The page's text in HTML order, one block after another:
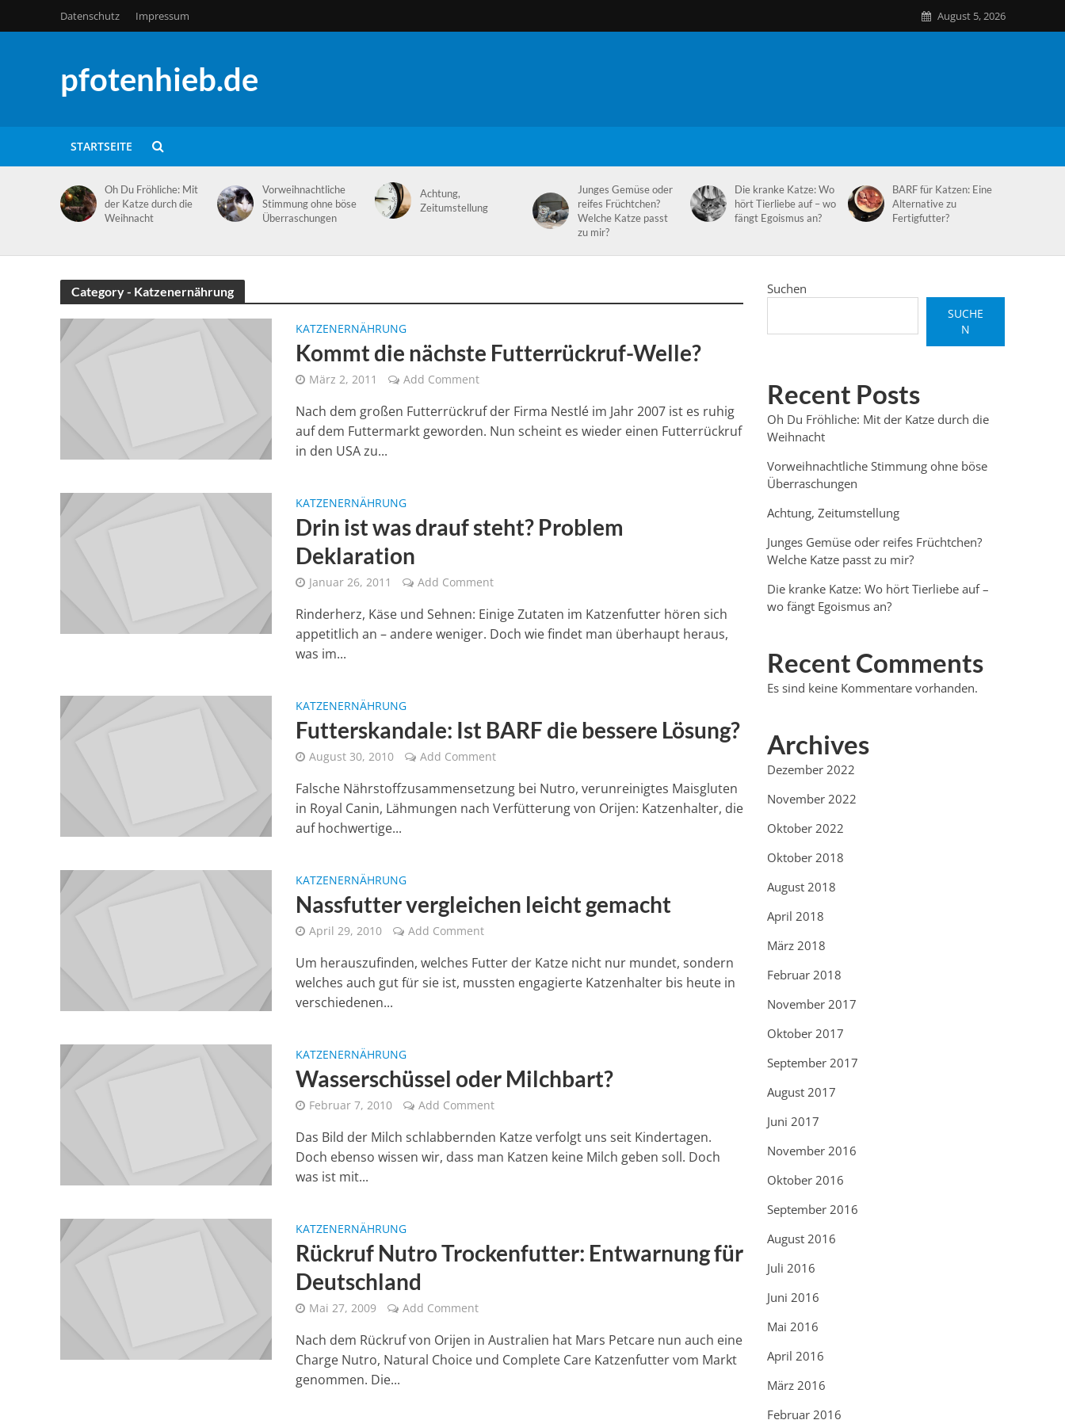
Datenschutz Impressum August 5, 2026
pfotenhieb.de
STARTSEITE
Oh Du Fröhliche: Mit
der Katze durch die
Weihnacht
Vorweihnachtliche
Stimmung ohne böse
Überraschungen
Achtung,
Zeitumstellung
Junges Gemüse oder
reifes Früchtchen?
Welche Katze passt
zu mir?
Die kranke Katze: Wo
hört Tierliebe auf – wo
fängt Egoismus an?
BARF für Katzen: Eine
Alternative zu
Fertigfutter?
Category - Katzenernährung
KATZENERNÄHRUNG
Kommt die nächste Futterrückruf-Welle?
März 2, 2011 Add Comment
Nach dem großen Futterrückruf der Firma Nestlé im Jahr 2007 ist es ruhig
auf dem Futtermarkt geworden. Nun scheint es wieder einen Futterrückruf
in den USA zu...
KATZENERNÄHRUNG
Drin ist was drauf steht? Problem
Deklaration
Januar 26, 2011 Add Comment
Rinderherz, Käse und Sehnen: Einige Zutaten im Katzenfutter hören sich
appetitlich an – andere weniger. Doch wie findet man überhaupt heraus,
was im...
KATZENERNÄHRUNG
Futterskandale: Ist BARF die bessere Lösung?
August 30, 2010 Add Comment
Falsche Nährstoffzusammensetzung bei Nutro, verunreinigtes Maisgluten
in Royal Canin, Lähmungen nach Verfütterung von Orijen: Katzenhalter, die
auf hochwertige...
KATZENERNÄHRUNG
Nassfutter vergleichen leicht gemacht
April 29, 2010 Add Comment
Um herauszufinden, welches Futter der Katze nicht nur mundet, sondern
welches auch gut für sie ist, mussten engagierte Katzenhalter bis heute in
verschiedenen...
KATZENERNÄHRUNG
Wasserschüssel oder Milchbart?
Februar 7, 2010 Add Comment
Das Bild der Milch schlabbernden Katze verfolgt uns seit Kindertagen.
Doch ebenso wissen wir, dass man Katzen keine Milch geben soll. Doch
was ist mit...
KATZENERNÄHRUNG
Rückruf Nutro Trockenfutter: Entwarnung für
Deutschland
Mai 27, 2009 Add Comment
Nach dem Rückruf von Orijen in Australien hat Mars Petcare nun auch eine
Charge Nutro, Natural Choice und Complete Care Katzenfutter vom Markt
genommen. Die...
Suchen
SUCHE
N
Recent Posts
Oh Du Fröhliche: Mit der Katze durch die
Weihnacht
Vorweihnachtliche Stimmung ohne böse
Überraschungen
Achtung, Zeitumstellung
Junges Gemüse oder reifes Früchtchen?
Welche Katze passt zu mir?
Die kranke Katze: Wo hört Tierliebe auf –
wo fängt Egoismus an?
Recent Comments
Es sind keine Kommentare vorhanden.
Archives
Dezember 2022
November 2022
Oktober 2022
Oktober 2018
August 2018
April 2018
März 2018
Februar 2018
November 2017
Oktober 2017
September 2017
August 2017
Juni 2017
November 2016
Oktober 2016
September 2016
August 2016
Juli 2016
Juni 2016
Mai 2016
April 2016
März 2016
Februar 2016